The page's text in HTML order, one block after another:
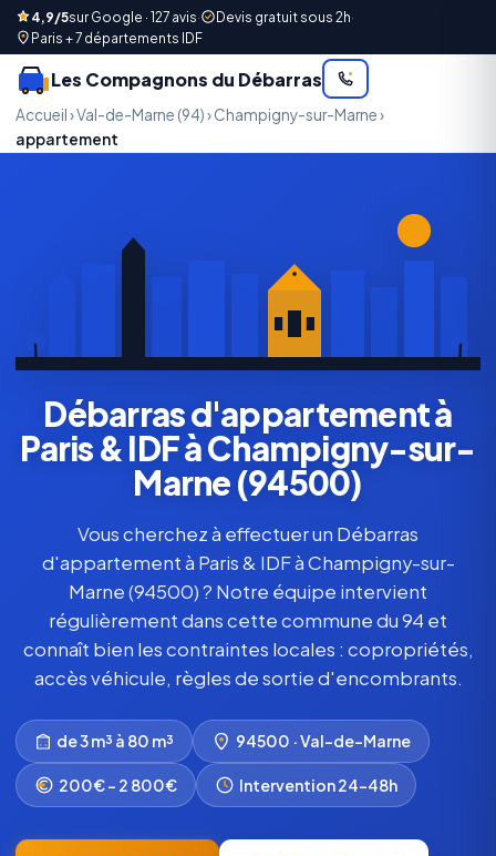
4,9/5sur Google · 127 avis· Devis gratuit sous 2h·
Paris + 7 départements IDF
Les Compagnons du Débarras
Accueil›Val-de-Marne (94)› Champigny-sur-Marne›
appartement
Débarras d'appartement à
Paris & IDF à Champigny-sur-
Marne (94500)
Vous cherchez à effectuer un Débarras
d'appartement à Paris & IDF à Champigny-sur-
Marne (94500) ? Notre équipe intervient
régulièrement dans cette commune du 94 et
connaît bien les contraintes locales : copropriétés,
accès véhicule, règles de sortie d'encombrants.
de 3 m³ à 80 m³ 94500 · Val-de-Marne
200€ – 2 800€ Intervention 24-48h